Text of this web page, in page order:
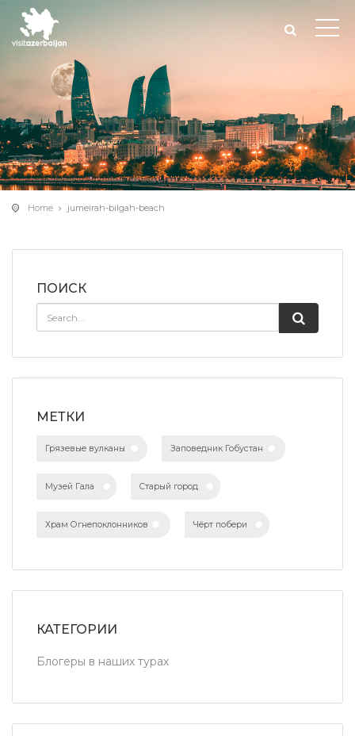
Home jumeirah-bilgah-beach
ПОИСК
МЕТКИ
Грязевые вулканы Заповедник Гобустан
Музей Гала Старый город
Храм Огнепоклонников Чёрт побери
КАТЕГОРИИ
Блогеры в наших турах